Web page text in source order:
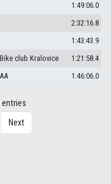
1:49:06.0
2:32:16.8
1:43:43.9
Bike club Kralovice
1:21:58.4
AA 1:46:06.0
Next